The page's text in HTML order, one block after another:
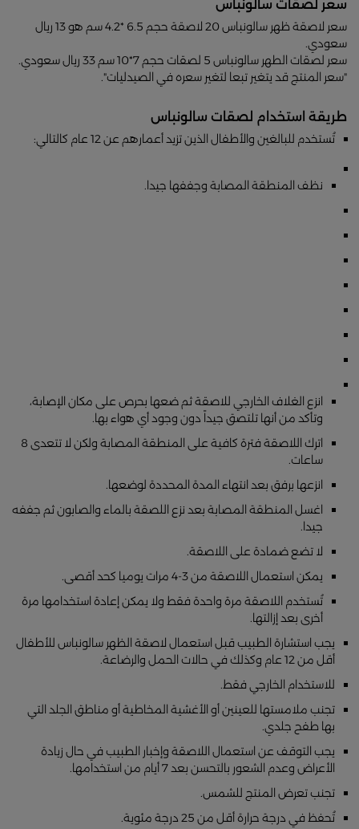
سعر لصقات سالونباس
سعر لاصقة ظهر سالونباس 20 لاصقة حجم 6.5 *4.2 سم هو 13 ريال
سعودي.
سعر لصقات الطهر سالونباس 5 لصقات حجم 7*10 سم 33 ريال سعودي.
"سعر المنتج قد يتغير تبعا لتغير سعره في الصيدليات".
طريقة استخدام لصقات سالونباس
تُستخدم للبالغين والأطفال الذين تزيد أعمارهم عن 12 عام كالتالي:
نظف المنطقة المصابة وجففها جيدا.
انزع الغلاف الخارجي للاصقة ثم ضعها بحرص على مكان الإصابة،
وتأكد من أنها تلتصق جيداً دون وجود أي هواء بها.
اترك اللاصقة فترة كافية على المنطقة المصابة ولكن لا تتعدى 8
ساعات.
انزعها برفق بعد انتهاء المدة المحددة لوضعها.
اغسل المنطقة المصابة بعد نزع اللصقة بالماء والصابون ثم جففه
جيدا.
لا تضع ضمادة على اللاصقة.
يمكن استعمال اللاصقة من 3-4 مرات يوميا كحد أقصى.
تُستخدم اللاصقة مرة واحدة فقط ولا يمكن إعادة استخدامها مرة
أخرى بعد إزالتها.
يجب استشارة الطبيب قبل استعمال لاصقة الظهر سالونباس للأطفال
أقل من 12 عام وكذلك في حالات الحمل والرضاعة.
للاستخدام الخارجي فقط.
تجنب ملامستها للعينين أو الأغشية المخاطية أو مناطق الجلد التي
بها طفح جلدي.
يجب التوقف عن استعمال اللاصقة وإخبار الطبيب في حال زيادة
الأعراض وعدم الشعور بالتحسن بعد 7 أيام من استخدامها.
تجنب تعرض المنتج للشمس.
تُحفظ في درجة حرارة أقل من 25 درجة مئوية.